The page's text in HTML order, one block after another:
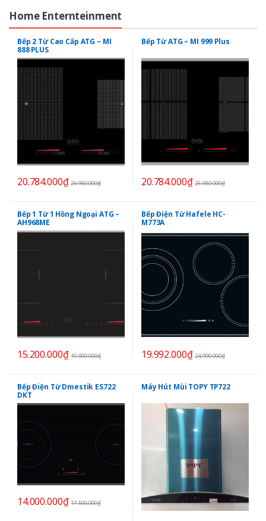
Home Enternteinment
Bếp 2 Từ Cao Cấp ATG – MI
888 PLUS
20.784.000₫ 25.980.000₫
Bếp Từ ATG – MI 999 Plus
20.784.000₫ 25.980.000₫
Bếp 1 Từ 1 Hồng Ngoại ATG –
AH968ME
15.200.000₫ 19.000.000₫
Bếp Điện Từ Hafele HC-
M773A
19.992.000₫ 24.990.000₫
Bếp Điện Từ Dmestik ES722
DKT
14.000.000₫ 17.500.000₫
Máy Hút Mùi TOPY TP722